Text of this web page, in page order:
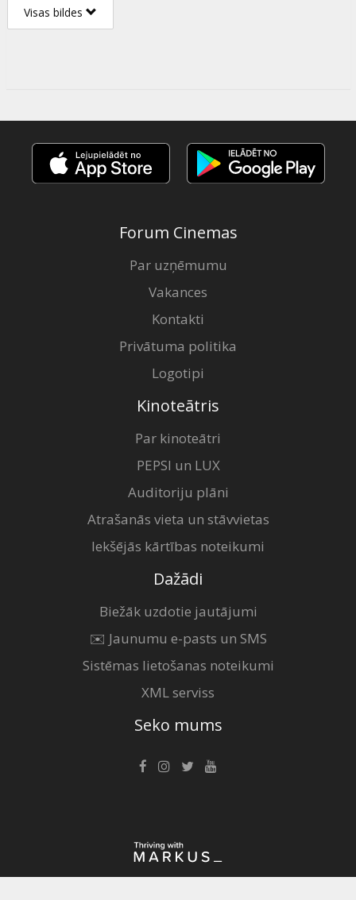
Visas bildes
Forum Cinemas
Par uzņēmumu
Vakances
Kontakti
Privātuma politika
Logotipi
Kinoteātris
Par kinoteātri
PEPSI un LUX
Auditoriju plāni
Atrašanās vieta un stāvvietas
Iekšējās kārtības noteikumi
Dažādi
Biežāk uzdotie jautājumi
✉️ Jaunumu e-pasts un SMS
Sistēmas lietošanas noteikumi
XML serviss
Seko mums